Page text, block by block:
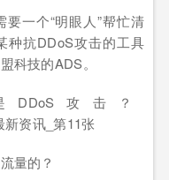
一个“明眼人”帮忙清
种抗DDoS攻击的工具
科技的ADS。
量的？